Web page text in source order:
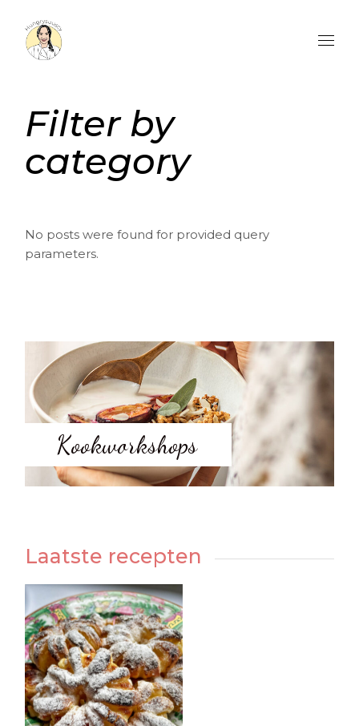
content
Filter by
category
No posts were found for provided query
parameters.
Kookworkshops
Laatste recepten